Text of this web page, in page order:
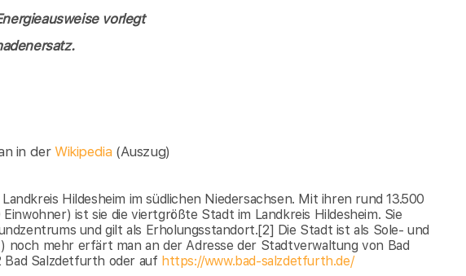
vorlegt
in derWikipedia (Auszug)
Hildesheim im südlichen Niedersachsen. Mit ihren rund 13.500
ist sie die viertgrößte Stadt im Landkreis Hildesheim. Sie
und gilt als Erholungsstandort.[2] Die Stadt ist als Sole- und
noch mehr erfärt man an der Adresse der Stadtverwaltung von Bad
Salzdetfurth oder auf https://www.bad-salzdetfurth.de/